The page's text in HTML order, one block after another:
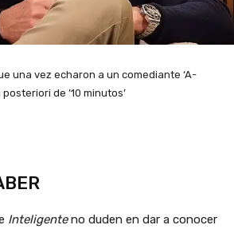
Inteligenteno duden en dar a conocer